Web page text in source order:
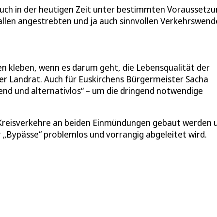
in der heutigen Zeit unter bestimmten
angestrebten und ja auch sinnvollen
kleben, wenn es darum geht, die Lebensqualität der
Landrat. Auch für Euskirchens Bürgermeister Sacha
und alternativlos“ – um die dringend notwendige
an beiden Einmündungen gebaut werden
problemlos und vorrangig abgeleitet wird.